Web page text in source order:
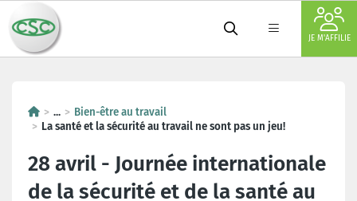
JE M'AFFILIE
...
Bien-être au travail
La santé et la sécurité au travail ne sont pas un jeu!
28 avril - Journée internationale
de la sécurité et de la santé au